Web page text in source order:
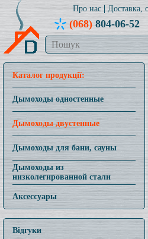
Про нас Доставка,
(068)804-06-52
Каталог продукції:
Дымоходы одностенные
Дымоходы двустенные
Дымоходы для бани, сауны
Дымоходы из
низколегированной стали
Аксессуары
Відгуки